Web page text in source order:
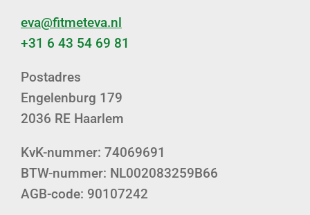
eva@fitmeteva.nl
+31 6 43 54 69 81
Postadres
Engelenburg 179
2036 RE Haarlem
KvK-nummer: 74069691
BTW-nummer: NL002083259B66
AGB-code: 90107242